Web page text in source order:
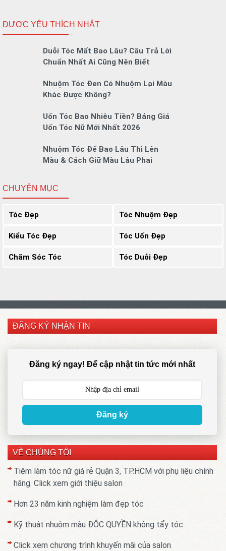
ĐƯỢC YÊU THÍCH NHẤT
Duỗi Tóc Mất Bao Lâu? Câu Trả Lời
Chuẩn Nhất Ai Cũng Nên Biết
Nhuộm Tóc Đen Có Nhuộm Lại Màu
Khác Được Không?
Uốn Tóc Bao Nhiêu Tiền? Bảng Giá
Uốn Tóc Nữ Mới Nhất 2026
Nhuộm Tóc Để Bao Lâu Thì Lên
Màu & Cách Giữ Màu Lâu Phai
CHUYÊN MỤC
Tóc Đẹp Tóc Nhuộm Đẹp
Kiểu Tóc Đẹp Tóc Uốn Đẹp
Chăm Sóc Tóc Tóc Duỗi Đẹp
ĐĂNG KÝ NHẬN TIN
Đăng ký ngay! Để cập nhật tin tức mới nhất
Đăng ký
VỀ CHÚNG TÔI
Tiệm làm tóc nữ giá rẻ Quận 3, TP.HCM với phụ liệu chính
hãng. Click xem giới thiệu salon
Hơn 23 năm kinh nghiệm làm đẹp tóc
Kỹ thuật nhuộm màu ĐỘC QUYỀN không tẩy tóc
Click xem chương trình khuyến mãi của salon